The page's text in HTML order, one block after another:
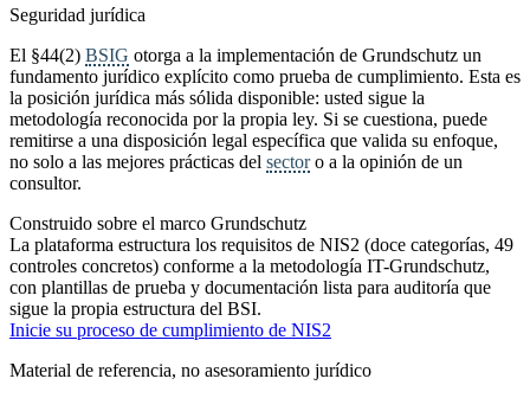
Seguridad jurídica
El §44(2) BSIG otorga a la implementación de Grundschutz un
fundamento jurídico explícito como prueba de cumplimiento. Esta es
la posición jurídica más sólida disponible: usted sigue la
metodología reconocida por la propia ley. Si se cuestiona, puede
remitirse a una disposición legal específica que valida su enfoque,
no solo a las mejores prácticas del sectoro a la opinión de un
consultor.
Construido sobre el marco Grundschutz
La plataforma estructura los requisitos de NIS2 (doce categorías, 49
controles concretos) conforme a la metodología IT-Grundschutz,
con plantillas de prueba y documentación lista para auditoría que
sigue la propia estructura del BSI.
Inicie su proceso de cumplimiento de NIS2
Material de referencia, no asesoramiento jurídico